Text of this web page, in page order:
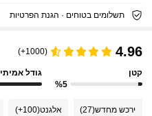
תשלומים בטוחים · הגנת הפרטיות
4.96
(1000+)
קטן
%5
גודל אמיתי
ירכש מחדש(27) אלגנט(100+)